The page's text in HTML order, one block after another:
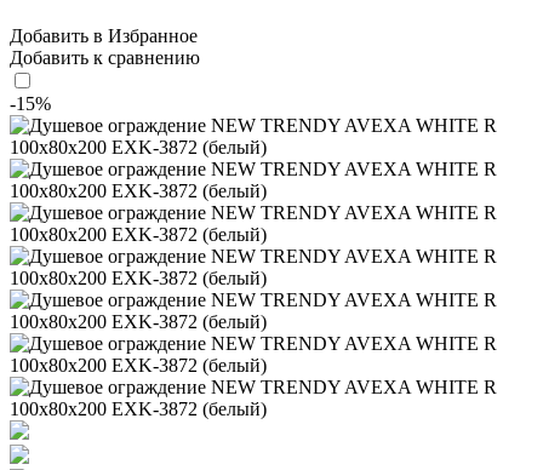
Добавить в Избранное
Добавить к сравнению
-15%